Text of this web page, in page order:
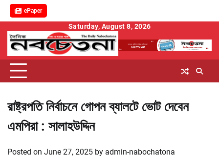
ePaper
content
Saturday, August 8, 2026
রাষ্ট্রপতি নির্বাচনে গোপন ব্যালটে ভোট দেবেন
এমপিরা : সালাহউদ্দিন
Posted on June 27, 2025 by admin-nabochatona